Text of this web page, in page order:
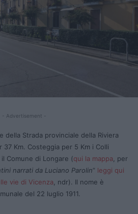
- Advertisement -
della Strada provinciale della Riviera
37 Km. Costeggia per 5 Km i Colli
Comune di Longare (qui la mappa, per
narrati da Luciano Parolin” leggi qui
vie di Vicenza, ndr). Il nome è
del 22 luglio 1911.